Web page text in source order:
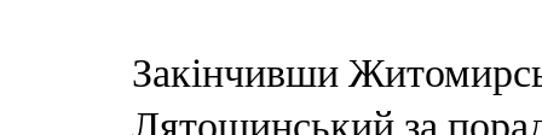
Закінчивши
Лятошинський за